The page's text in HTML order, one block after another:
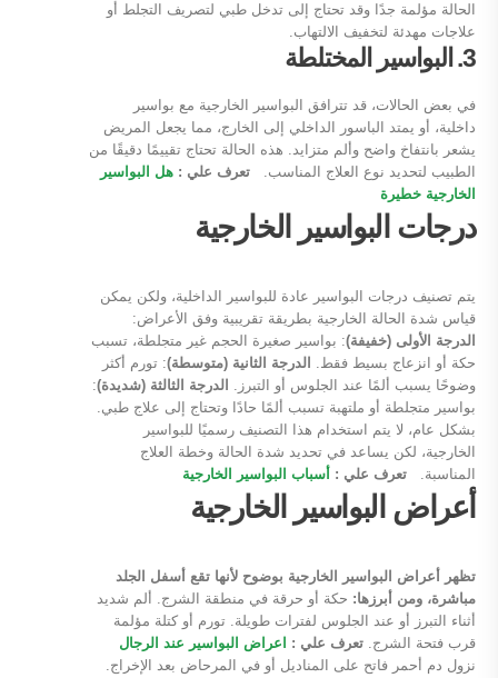
الحالة مؤلمة جدًا وقد تحتاج إلى تدخل طبي لتصريف التجلط أو
علاجات مهدئة لتخفيف الالتهاب.
3. البواسير المختلطة
في بعض الحالات، قد تترافق البواسير الخارجية مع بواسير
داخلية، أو يمتد الباسور الداخلي إلى الخارج، مما يجعل المريض
يشعر بانتفاخ واضح وألم متزايد. هذه الحالة تحتاج تقييمًا دقيقًا من
الطبيب لتحديد نوع العلاج المناسب. تعرف علي : هل البواسير
الخارجية خطيرة
درجات البواسير الخارجية
يتم تصنيف درجات البواسير عادة للبواسير الداخلية، ولكن يمكن
قياس شدة الحالة الخارجية بطريقة تقريبية وفق الأعراض:
الدرجة الأولى (خفيفة): بواسير صغيرة الحجم غير متجلطة، تسبب
حكة أو انزعاج بسيط فقط. الدرجة الثانية (متوسطة): تورم أكثر
وضوحًا يسبب ألمًا عند الجلوس أو التبرز. الدرجة الثالثة (شديدة):
بواسير متجلطة أو ملتهبة تسبب ألمًا حادًا وتحتاج إلى علاج طبي.
بشكل عام، لا يتم استخدام هذا التصنيف رسميًا للبواسير
الخارجية، لكن يساعد في تحديد شدة الحالة وخطة العلاج
المناسبة. تعرف علي : أسباب البواسير الخارجية
أعراض البواسير الخارجية
تظهر أعراض البواسير الخارجية بوضوح لأنها تقع أسفل الجلد
مباشرة، ومن أبرزها: حكة أو حرقة في منطقة الشرج. ألم شديد
أثناء التبرز أو عند الجلوس لفترات طويلة. تورم أو كتلة مؤلمة
قرب فتحة الشرج. تعرف علي :
اعراض البواسير عند الرجال
نزول دم أحمر فاتح على المناديل أو في المرحاض بعد الإخراج.